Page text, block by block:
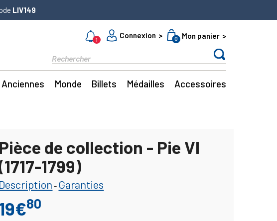
LIV149
1
Connexion 0 Mon panier
Monde Billets Médailles Accessoires
Pièce de collection - Pie VI
1799)
Description - Garanties
80